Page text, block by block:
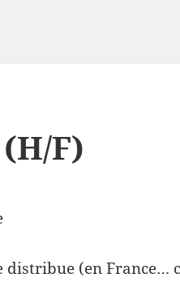
F)
distribue (en France…